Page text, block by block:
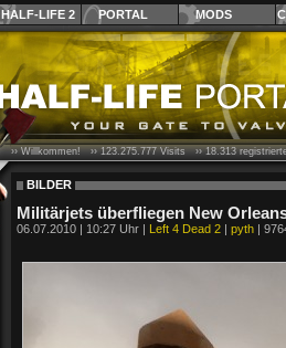
HALF-LIFE 2 PORTAL MODS
›› Willkommen! ››123.275.777Visits ››18.313
BILDER
Militärjets überfliegen New
06.07.2010 | 10:27 Uhr | Left 4 Dead 2 | pyth |